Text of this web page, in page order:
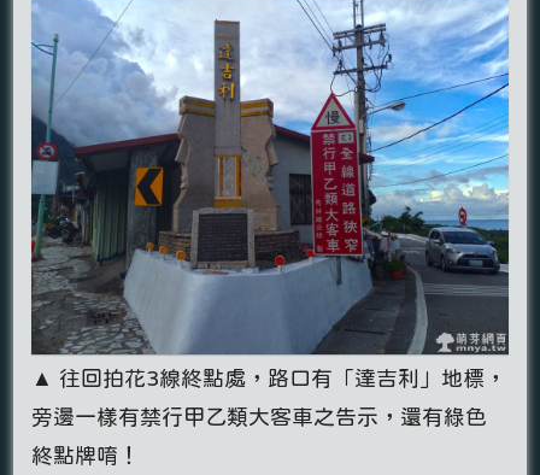
▲ 往回拍花3線終點處，路口有「達吉利」地標，
旁邊一樣有禁行甲乙類大客車之告示，還有綠色
終點牌唷！